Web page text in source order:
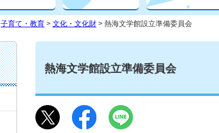
子育て・教育 > 文化・文化財 > 熱海文学館設立準備委員会
熱海文学館設立準備委員会